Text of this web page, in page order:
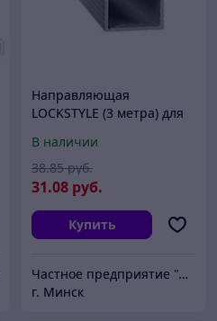
Направляющая
LOCKSTYLE (3 метра) для
раздвижных дверей
В наличии
31.08 руб.
38.85 руб.
Купить
Частное предприятие "Локстайл"
г. Минск